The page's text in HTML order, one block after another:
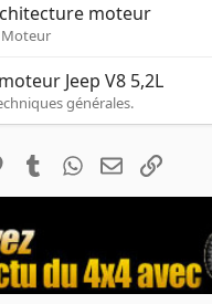
moteur
Moteur
Jeep V8 5,2L
générales.
PinterestTumblrWhatsApp
EmailLien